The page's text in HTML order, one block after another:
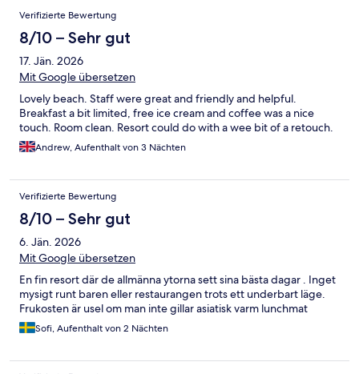
Verifizierte Bewertung
8/10 – Sehr gut
17. Jän. 2026
Mit Google übersetzen
Lovely beach. Staff were great and friendly and helpful.
Breakfast a bit limited, free ice cream and coffee was a nice
touch. Room clean. Resort could do with a wee bit of a retouch.
Andrew, Aufenthalt von 3 Nächten
Verifizierte Bewertung
8/10 – Sehr gut
6. Jän. 2026
Mit Google übersetzen
En fin resort där de allmänna ytorna sett sina bästa dagar . Inget
mysigt runt baren eller restaurangen trots ett underbart läge.
Frukosten är usel om man inte gillar asiatisk varm lunchmat
Sofi, Aufenthalt von 2 Nächten